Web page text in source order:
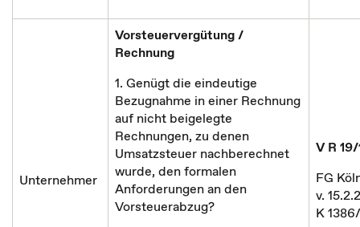
Unternehmer
Vorsteuervergütung /
Rechnung
1. Genügt die eindeutige
Bezugnahme in einer Rechnung
auf nicht beigelegte
Rechnungen, zu denen
Umsatzsteuer nachberechnet
wurde, den formalen
Anforderungen an den
Vorsteuerabzug?
V R 19/
FG
v.
K